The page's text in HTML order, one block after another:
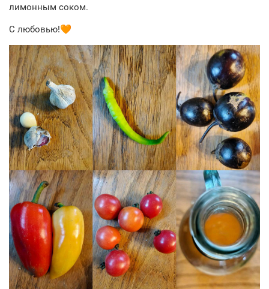
лимонным соком.
С любовью!🧡